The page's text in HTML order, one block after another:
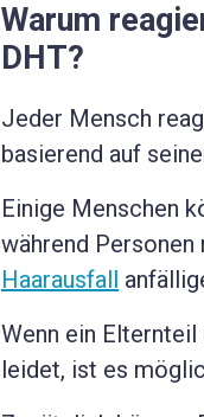
Warum
DHT?
Jeder Mensch
basierend auf
Einige Menschen
während
Haarausfall
Wenn ein
leidet, ist es